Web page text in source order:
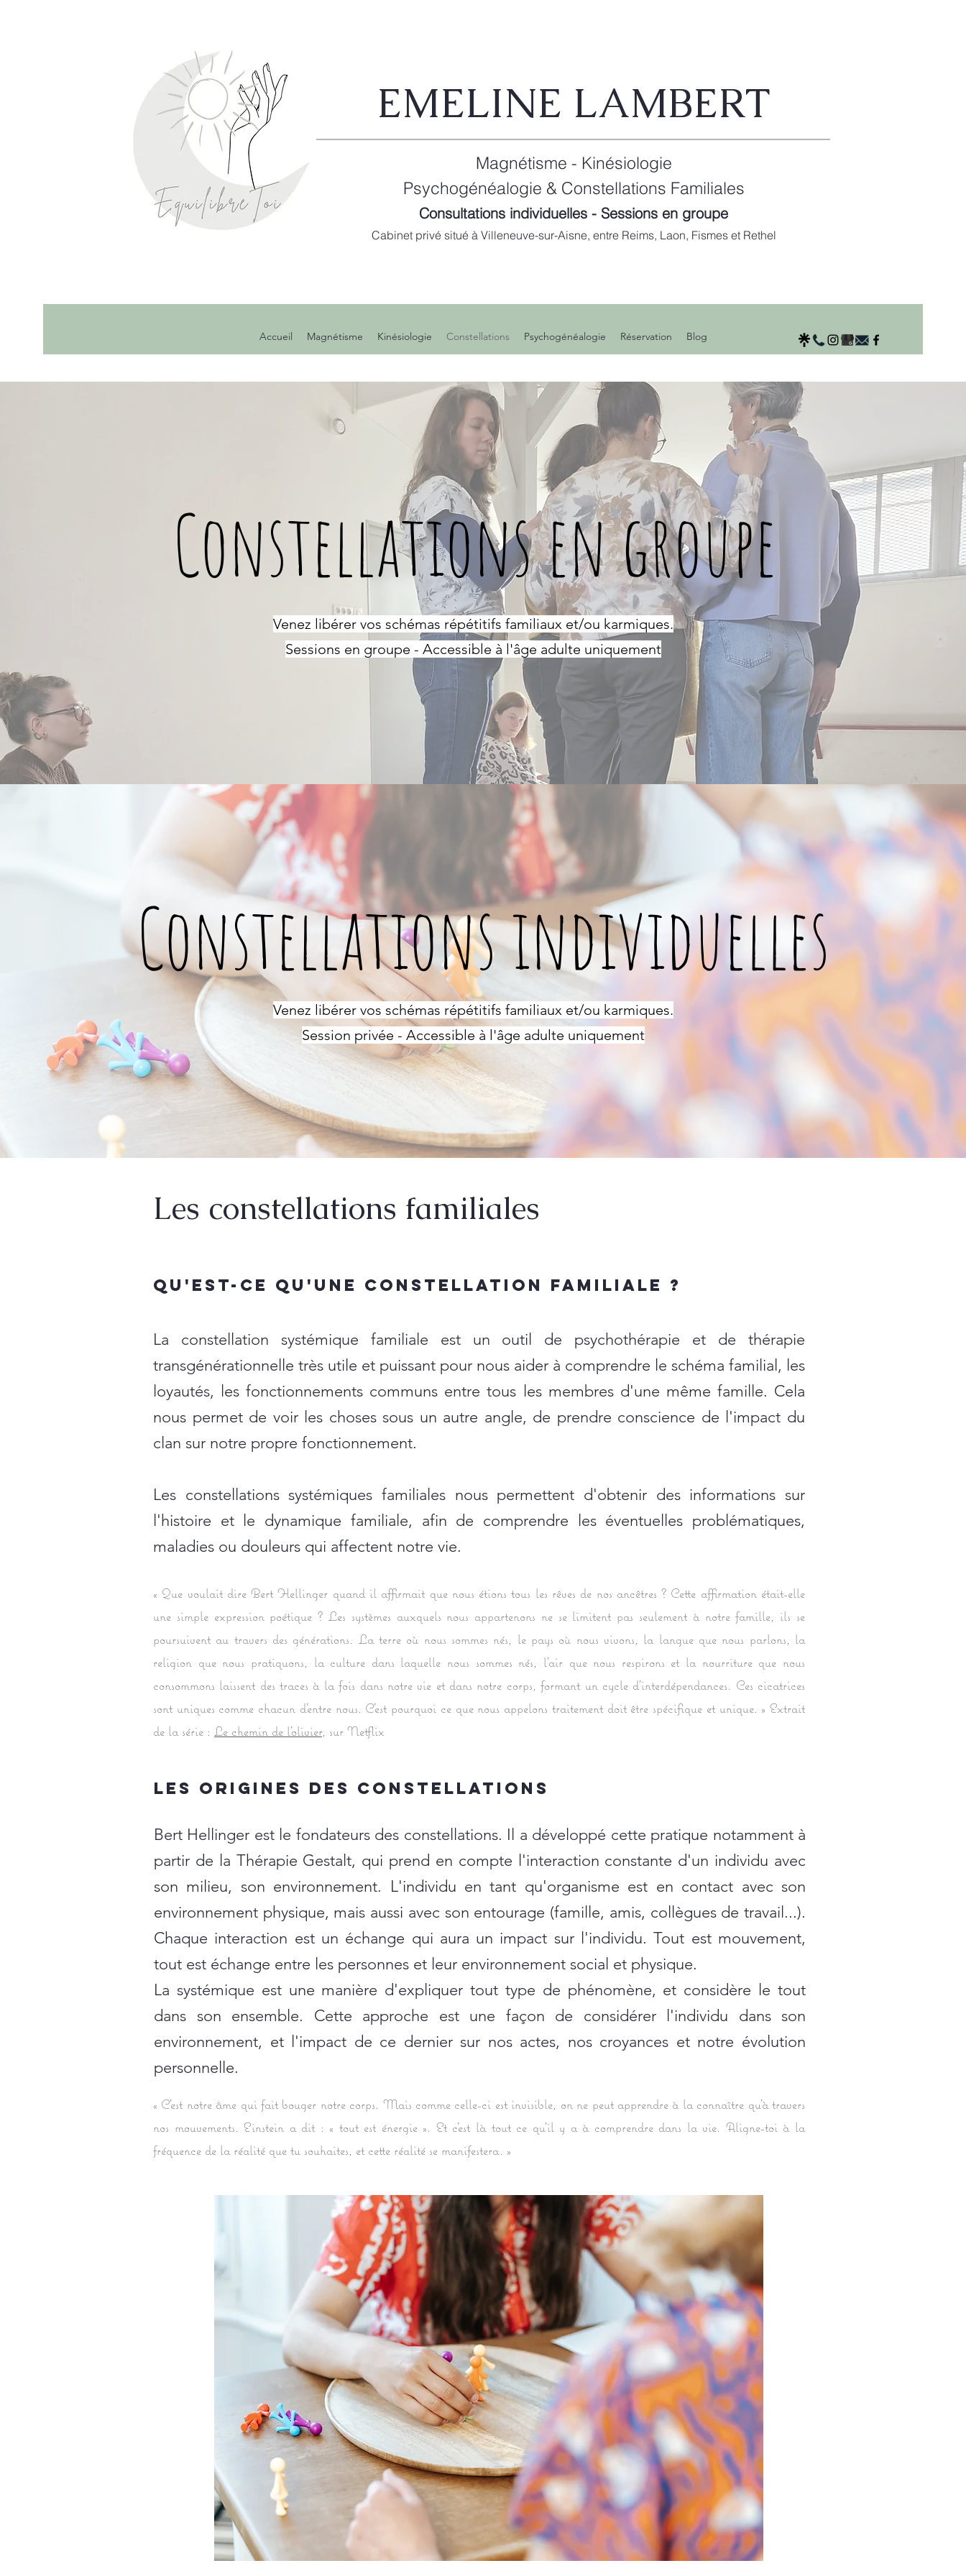
EMELINE LAMBERT
Magnétisme - Kinésiologie
Psychogénéalogie & Constellations Familiales
Consultations individuelles - Sessions en groupe
Cabinet privé situé à Villeneuve-sur-Aisne, entre Reims, Laon, Fismes et Rethel
Accueil Magnétisme Kinésiologie Constellations Psychogénéalogie Réservation Blog
Constellations individuelles
Venez libérer vos schémas répétitifs familiaux et/ou karmiques.
Session privée - Accessible à l'âge adulte uniquement
Constellations en groupe
Venez libérer vos schémas répétitifs familiaux et/ou karmiques.
Sessions en groupe - Accessible à l'âge adulte uniquement
Les constellations familiales
Qu'est-ce qu'une constellation familiale ?
La constellation systémique familiale est un outil de psychothérapie et de thérapie
transgénérationnelle très utile et puissant pour nous aider à comprendre le schéma familial, les
loyautés, les fonctionnements communs entre tous les membres d'une même famille. Cela
nous permet de voir les choses sous un autre angle, de prendre conscience de l'impact du
clan sur notre propre fonctionnement.
Les constellations systémiques familiales nous permettent d'obtenir des informations sur
l'histoire et le dynamique familiale, afin de comprendre les éventuelles problématiques,
maladies ou douleurs qui affectent notre vie.
« Que voulait dire Bert Hellinger quand il affirmait que nous étions tous les rêves de nos ancêtres ? Cette affirmation était-elle
une simple expression poétique ? Les systèmes auxquels nous appartenons ne se limitent pas seulement à notre famille, ils se
poursuivent au travers des générations. La terre où nous sommes nés, le pays où nous vivons, la langue que nous parlons, la
religion que nous pratiquons, la culture dans laquelle nous sommes nés, l'air que nous respirons et la nourriture que nous
consommons laissent des traces à la fois dans notre vie et dans notre corps, formant un cycle d'interdépendances. Ces cicatrices
sont uniques comme chacun d'entre nous. C'est pourquoi ce que nous appelons traitement doit être spécifique et unique. » Extrait
de la série : Le chemin de l'olivier, sur Netflix
les origines des constellations
Bert Hellinger est le fondateurs des constellations. Il a développé cette pratique notamment à
partir de la Thérapie Gestalt, qui prend en compte l'interaction constante d'un individu avec
son milieu, son environnement. L'individu en tant qu'organisme est en contact avec son
environnement physique, mais aussi avec son entourage (famille, amis, collègues de travail...).
Chaque interaction est un échange qui aura un impact sur l'individu. Tout est mouvement,
tout est échange entre les personnes et leur environnement social et physique.
La systémique est une manière d'expliquer tout type de phénomène, et considère le tout
dans son ensemble. Cette approche est une façon de considérer l'individu dans son
environnement, et l'impact de ce dernier sur nos actes, nos croyances et notre évolution
personnelle.
« C'est notre âme qui fait bouger notre corps. Mais comme celle-ci est invisible, on ne peut apprendre à la connaître qu’à travers
nos mouvements. Einstein a dit : « tout est énergie ». Et c'est là tout ce qu'il y a à comprendre dans la vie. Aligne-toi à la
fréquence de la réalité que tu souhaites, et cette réalité se manifestera. »